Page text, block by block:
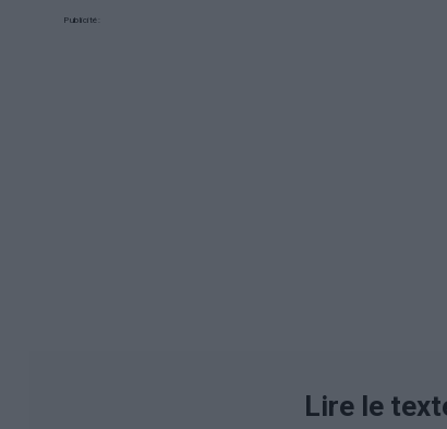
Publicité:
Lire le